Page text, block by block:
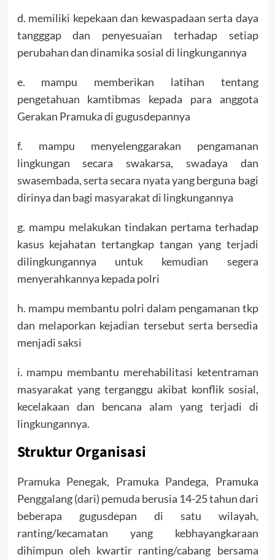
d. memiliki kepekaan dan kewaspadaan serta daya
tangggap dan penyesuaian terhadap setiap
perubahan dan dinamika sosial di lingkungannya
e. mampu memberikan latihan tentang
pengetahuan kamtibmas kepada para anggota
Gerakan Pramuka di gugusdepannya
f. mampu menyelenggarakan pengamanan
lingkungan secara swakarsa, swadaya dan
swasembada, serta secara nyata yang berguna bagi
dirinya dan bagi masyarakat di lingkungannya
g. mampu melakukan tindakan pertama terhadap
kasus kejahatan tertangkap tangan yang terjadi
dilingkungannya untuk kemudian segera
menyerahkannya kepada polri
h. mampu membantu polri dalam pengamanan tkp
dan melaporkan kejadian tersebut serta bersedia
menjadi saksi
i. mampu membantu merehabilitasi ketentraman
masyarakat yang terganggu akibat konflik sosial,
kecelakaan dan bencana alam yang terjadi di
lingkungannya.
Struktur Organisasi
Pramuka Penegak, Pramuka Pandega, Pramuka
Penggalang (dari) pemuda berusia 14-25 tahun dari
beberapa gugusdepan di satu wilayah,
ranting/kecamatan yang kebhayangkaraan
dihimpun oleh kwartir ranting/cabang bersama